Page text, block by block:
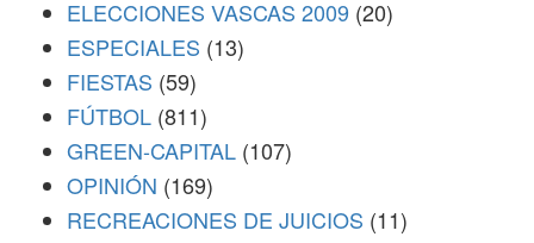
ELECCIONES VASCAS 2009 (20)
ESPECIALES (13)
FIESTAS (59)
FÚTBOL (811)
GREEN-CAPITAL (107)
OPINIÓN (169)
RECREACIONES DE JUICIOS (11)